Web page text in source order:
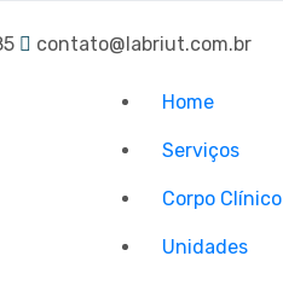
contato@labriut.com.br
Home
Serviços
Corpo Clínico
Unidades